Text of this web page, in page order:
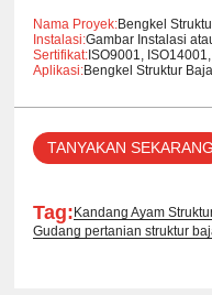
Nama Proyek:Bengkel
Instalasi:Gambar Instalasi
Sertifikat:ISO9001,
Aplikasi:Bengkel Struktur Baja
TANYAKAN SEKARANG
Tag: Kandang Ayam
Gudang pertanian struktur